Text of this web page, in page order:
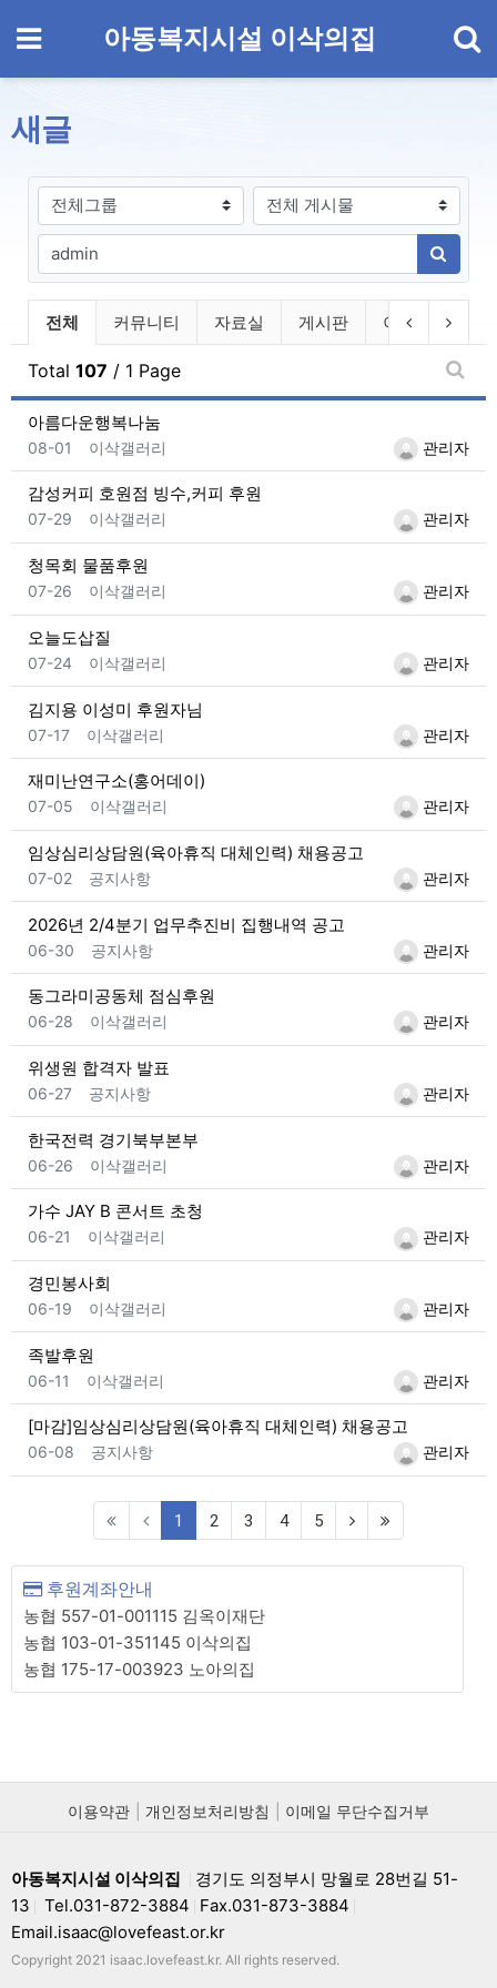
메뉴 아동복지시설 이삭의집
새글
게시판그룹 검색대상
검색어필수
검색하
전체게시물 그룹 목록
전체 커뮤니티 자료실 게시판 이삭의집
이전 그룹
다음
Total 107 / 1 Page
새글
아름다운행복나눔
등록자관리자
등록일
08-01 이삭갤러리
감성커피 호원점 빙수,커피 후원
등록자관리자
등록일
07-29 이삭갤러리
청목회 물품후원
등록자관리자
등록일
07-26 이삭갤러리
오늘도삽질
등록자관리자
등록일
07-24 이삭갤러리
김지용 이성미 후원자님
등록자관리자
등록일
07-17 이삭갤러리
재미난연구소(홍어데이)
등록자관리자
등록일
07-05 이삭갤러리
임상심리상담원(육아휴직 대체인력) 채용공고
등록자관리자
등록일
07-02 공지사항
2026년 2/4분기 업무추진비 집행내역 공고
등록자관리자
등록일
06-30 공지사항
동그라미공동체 점심후원
등록자관리자
등록일
06-28 이삭갤러리
위생원 합격자 발표
등록자관리자
등록일
06-27 공지사항
한국전력 경기북부본부
등록자관리자
등록일
06-26 이삭갤러리
가수 JAY B 콘서트 초청
등록자관리자
등록일
06-21 이삭갤러리
경민봉사회
등록자관리자
등록일
06-19 이삭갤러리
족발후원
등록자관리자
등록일
06-11 이삭갤러리
[마감]임상심리상담원(육아휴직 대체인력) 채용공고
등록자관리자
등록일
06-08 공지사항
1 (current)
2 3 4 5
후원계좌안내
농협 557-01-001115 김옥이재단
농협 103-01-351145 이삭의집
농협 175-17-003923 노아의집
이용약관 개인정보처리방침 이메일 무단수집거부
아동복지시설 이삭의집
경기도 의정부시 망월로 28번길 51-
13
Tel.031-872-3884 Fax.031-873-3884
Email.isaac@lovefeast.or.kr
Copyright 2021 isaac.lovefeast.kr. All rights reserved.